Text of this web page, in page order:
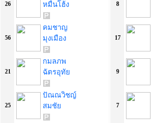
26
หมื่นโฮ้ง
56
คมชาญ
มุงเมือง
21
กมลภพ
ฉัตรอุทัย
25
ปัณณวิชญ์
สมชัย
8
17
9
7